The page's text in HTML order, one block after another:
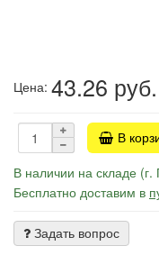
Цена: 43.26 руб.
В
В наличии на складе
Бесплатно доставим в
Задать вопрос